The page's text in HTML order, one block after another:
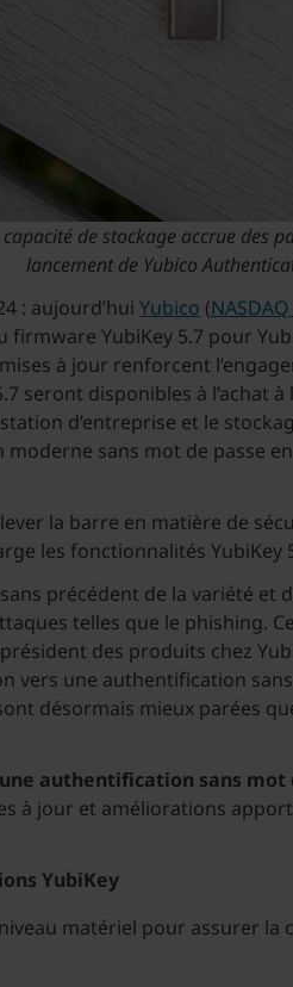
de stockage accrue des
lancement de Yubico
: aujourd’hui Yubico (
YubiKey 5.7 pour
à jour renforcent
seront disponibles à l’achat
d’entreprise et le
sans mot de passe
la barre en matière de
les fonctionnalités YubiKey
précédent de la variété et
telles que le phishing.
des produits chez
une authentification
désormais mieux parées
authentification sans mot
à jour et améliorations
YubiKey
matériel pour assurer